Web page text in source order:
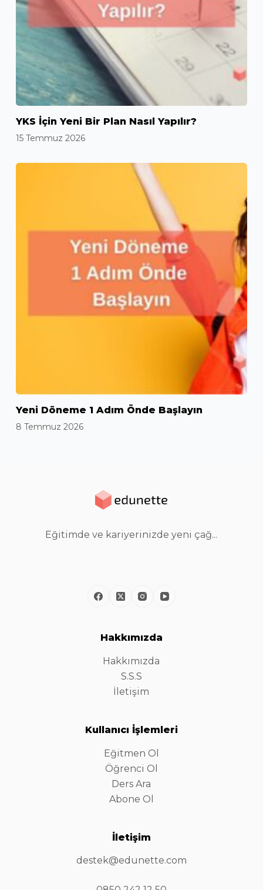
YKS İçin Yeni Bir Plan Nasıl Yapılır?
15 Temmuz 2026
Yeni Döneme 1 Adım Önde Başlayın
8 Temmuz 2026
Eğitimde ve kariyerinizde yeni çağ...
Hakkımızda
Hakkımızda
S.S.S
İletişim
Kullanıcı İşlemleri
Eğitmen Ol
Öğrenci Ol
Ders Ara
Abone Ol
İletişim
destek@edunette.com